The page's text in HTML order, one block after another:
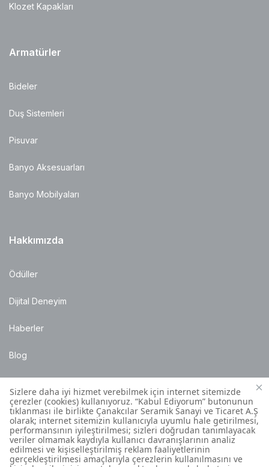
Klozet Kapakları
Armatürler
Bideler
Duş Sistemleri
Pisuvar
Banyo Aksesuarları
Banyo Mobilyaları
Hakkımızda
Ödüller
Dijital Deneyim
Haberler
Blog
Satış Noktaları
Montaj Bilgileri
Müşteri İletişim Merkezi